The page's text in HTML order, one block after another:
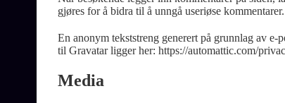
gjøres for å bidra til å unngå useriøse kommentarer.
En anonym tekststreng generert på grunnlag av
til Gravatar ligger her: https://automattic.com/
Media